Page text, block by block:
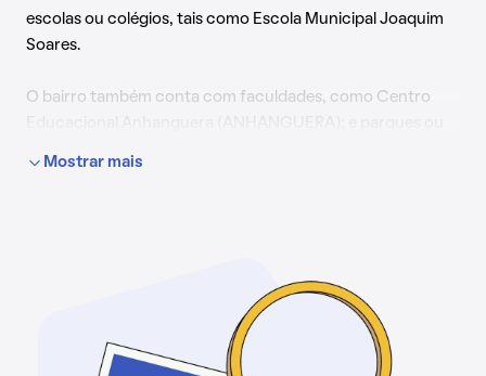
escolas ou colégios, tais como Escola Municipal Joaquim
Soares.
O bairro também conta com faculdades, como Centro
Mostrar mais